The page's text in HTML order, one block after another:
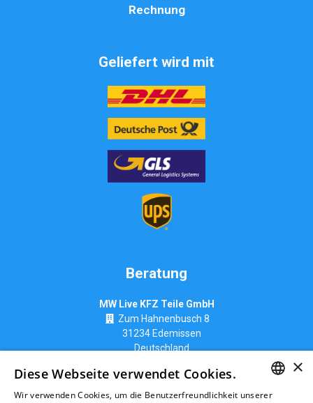
Rechnung
Geliefert wird mit
Beratung
MW Live KFZ Teile GmbH
Zum Hahnenbusch 8
31234 Edemissen
Deutschland
×
Diese Webseite verwendet Cookies.
Wir verwenden Cookies, um die Benutzerfreundlichkeit unserer